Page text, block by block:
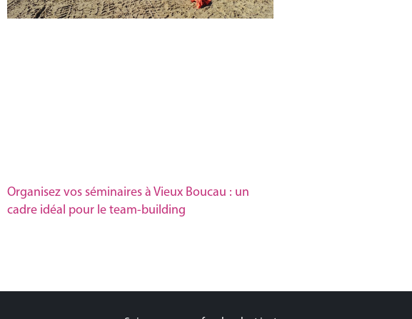
Organisez vos séminaires à Vieux Boucau : un
cadre idéal pour le team-building